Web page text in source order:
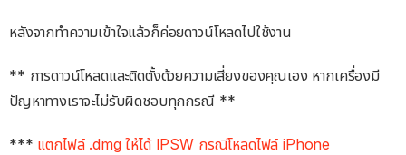
หลังจากทำความเข้าใจแล้วก็ค่อยดาวน์โหลดไปใช้งาน
** การดาวน์โหลดและติดตั้งด้วยความเสี่ยงของคุณเอง หากเครื่องมี
ปัญหาทางเราจะไม่รับผิดชอบทุกกรณี **
*** แตกไฟล์ .dmg ให้ได้ IPSW กรณีโหลดไฟล์ iPhone